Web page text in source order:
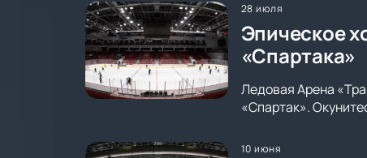
28 июля
Эпическое
«Спартака»
Ледовая Арена
«Спартак».
10 июня